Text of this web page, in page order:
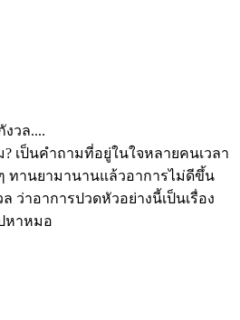
วล....
? เป็นคำถามที่อยู่ในใจหลายคนเวลา
ทานยามานานแล้วอาการไม่ดีขึ้น
ว่าอาการปวดหัวอย่างนี้เป็นเรื่อง
หาหมอ